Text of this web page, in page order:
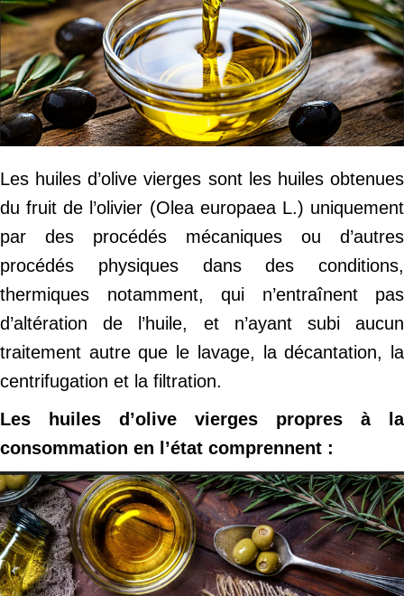
Les huiles d’olive vierges sont les huiles obtenues
du fruit de l’olivier (Olea europaea L.) uniquement
par des procédés mécaniques ou d’autres
procédés physiques dans des conditions,
thermiques notamment, qui n’entraînent pas
d’altération de l’huile, et n’ayant subi aucun
traitement autre que le lavage, la décantation, la
centrifugation et la filtration.
Les huiles d’olive vierges propres à la
consommation en l’état comprennent :